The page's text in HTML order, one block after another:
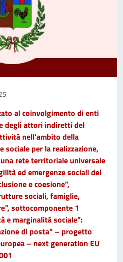
al coinvolgimento di enti
degli attori indiretti del
nell’ambito della
sociale per la realizzazione,
rete territoriale universale
ed emergenze sociali del
e coesione”,
sociali, famiglie,
sottocomponente 1
e marginalità sociale”:
di posta” – progetto
– next generation EU